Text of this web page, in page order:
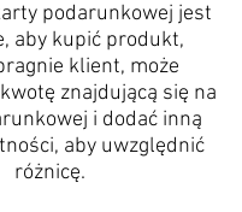
podarunkowej jest
aby kupić produkt,
klient, może
znajdującą się na
i dodać inną
aby uwzględnić
różnicę.